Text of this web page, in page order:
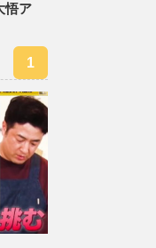
悟ア